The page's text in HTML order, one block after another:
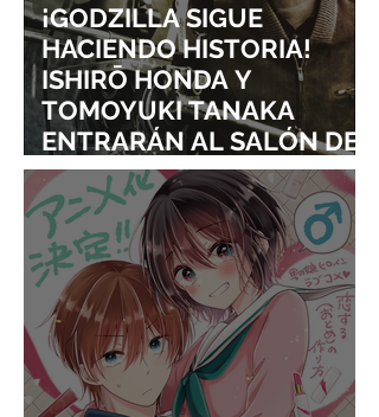
¡GODZILLA SIGUE
HACIENDO HISTORIA!
ISHIRŌ HONDA Y
TOMOYUKI TANAKA
ENTRARÁN AL SALÓN DE
LA FAMA DE LOS EFECTOS
VISUALES